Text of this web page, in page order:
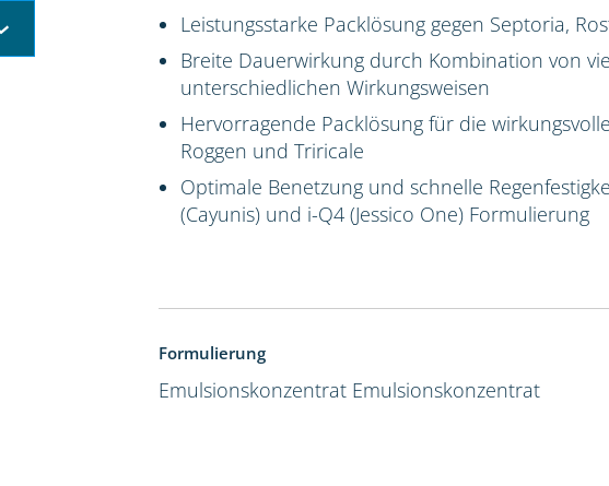
Leistungsstarke Packlösung gegen Septoria,
Breite Dauerwirkung durch Kombination von
unterschiedlichen Wirkungsweisen
Hervorragende Packlösung für die
Roggen und Triricale
Optimale Benetzung und schnelle
(Cayunis) und i-Q4 (Jessico One) Formulierung
Formulierung
Emulsionskonzentrat Emulsionskonzentrat